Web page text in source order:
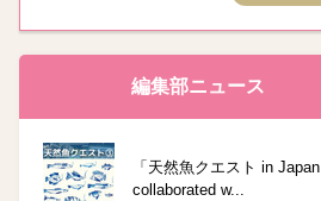
編集部ニュース
「天然魚クエスト in Japan
collaborated w...